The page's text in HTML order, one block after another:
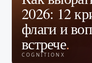
2026: 12
флаги и
встрече.
COGNITIONX